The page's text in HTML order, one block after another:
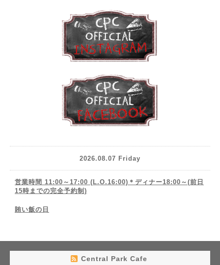
2026.08.07 Friday
営業時間 11:00～17:00 (L.O.16:00)＊ディナー18:00～(前日
15時までの完全予約制)
賄い飯の日
Central Park Cafe